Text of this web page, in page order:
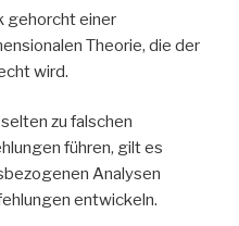
gehorcht einer
Theorie, die der
wird.
zu falschen
führen, gilt es
Analysen
entwickeln.